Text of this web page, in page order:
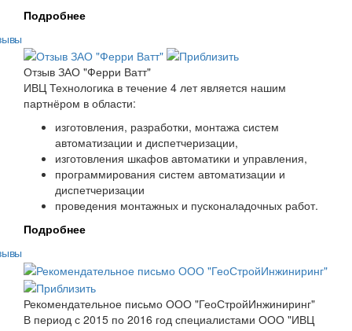
Подробнее
Отзыв ЗАО "Ферри Ватт"
ИВЦ Технологика в течение 4 лет является нашим
партнёром в области:
изготовления, разработки, монтажа систем
автоматизации и диспетчеризации,
изготовления шкафов автоматики и управления,
программирования систем автоматизации и
диспетчеризации
проведения монтажных и пусконаладочных работ.
Подробнее
Рекомендательное письмо ООО "ГеоСтройИнжиниринг"
В период с 2015 по 2016 год специалистами ООО "ИВЦ